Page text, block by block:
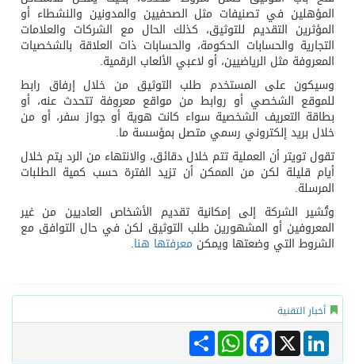
المؤهلين في تصنيفات مثل الصحفيين والمدونين والنشطاء أو
المؤثرين التقديم للتوثيق، كذلك الحال مع الشركات والعلامات
التجارية والحسابات الحكومة، والحسابات ذات العلاقة بالشخصيات
المعروفة مثل الرياضيين، أو لاعبي الألعاب الرقمية.
وسيكون على المستخدم طلب التوثيق من خلال إرفاق رابط
للموقع الشخصي أو روابط من مواقع معروفة تتحدث عنه، أو
بطاقة التعريف الشخصية سواء كانت هوية أو جواز سفر، أو من
خلال بريد إلكتروني رسمي متصل بمؤسسة ما.
تقول تويتر أن العملية تتم خلال دقائق، والانتهاء من الرد يتم خلال
أيام قليلة لكن من الممكن أن تزيد الفترة حسب كمية الطلبات
المرسلة.
وتُشير الشركة إلى إمكانية تقديم الأشخاص العاديين من غير
المعروفين أو المشهورين طلب التوثيق لكن في حال التوافق مع
الشروط التي وضعتها ويمكن معرفتها هنا.
أخبار التقنية
Share
WhatsAppFacebook X
LinkedIn